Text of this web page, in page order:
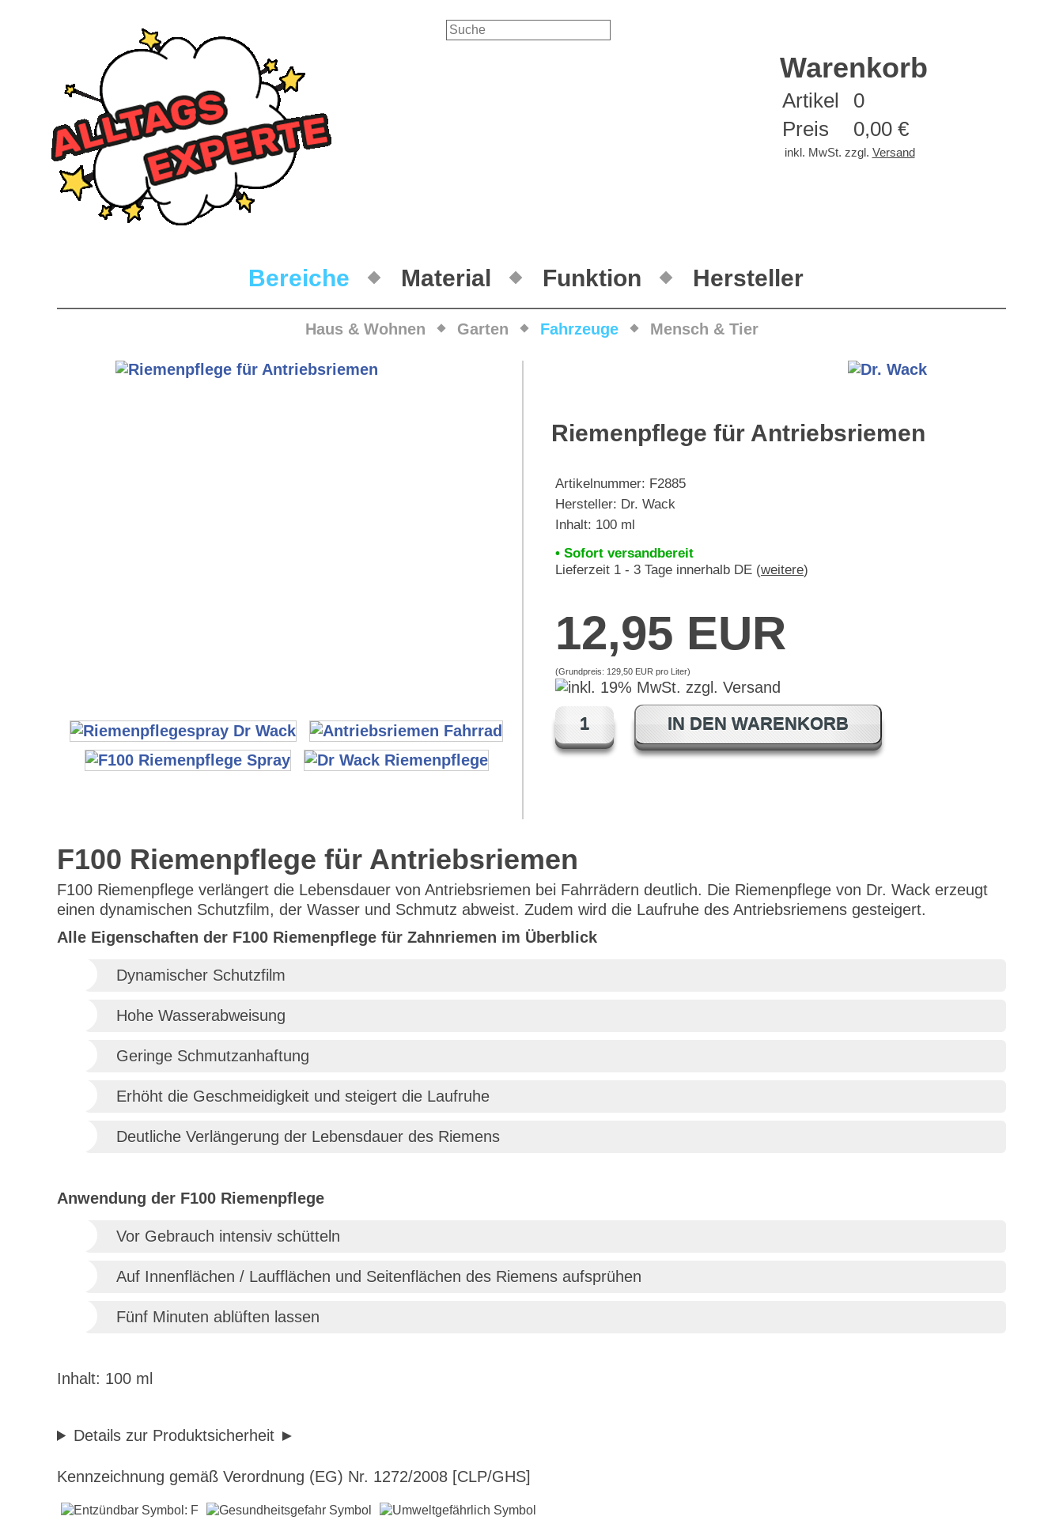
Warenkorb
Artikel
0
Preis
0,00 €
inkl. MwSt. zzgl. Versand
Bereiche Material Funktion Hersteller
Haus & Wohnen Garten Fahrzeuge Mensch & Tier
Riemenpflege für Antriebsriemen
Artikelnummer: F2885
Hersteller: Dr. Wack
Inhalt: 100 ml
• Sofort versandbereit
Lieferzeit 1 - 3 Tage innerhalb DE (weitere)
12,95 EUR
(Grundpreis: 129,50 EUR pro Liter)
IN DEN WARENKORB
F100 Riemenpflege für Antriebsriemen
F100 Riemenpflege verlängert die Lebensdauer von Antriebsriemen bei Fahrrädern deutlich. Die Riemenpflege von Dr. Wack erzeugt
einen dynamischen Schutzfilm, der Wasser und Schmutz abweist. Zudem wird die Laufruhe des Antriebsriemens gesteigert.
Alle Eigenschaften der F100 Riemenpflege für Zahnriemen im Überblick
Dynamischer Schutzfilm
Hohe Wasserabweisung
Geringe Schmutzanhaftung
Erhöht die Geschmeidigkeit und steigert die Laufruhe
Deutliche Verlängerung der Lebensdauer des Riemens
Anwendung der F100 Riemenpflege
Vor Gebrauch intensiv schütteln
Auf Innenflächen / Laufflächen und Seitenflächen des Riemens aufsprühen
Fünf Minuten ablüften lassen
Inhalt: 100 ml
Details zur Produktsicherheit
Kennzeichnung gemäß Verordnung (EG) Nr. 1272/2008 [CLP/GHS]